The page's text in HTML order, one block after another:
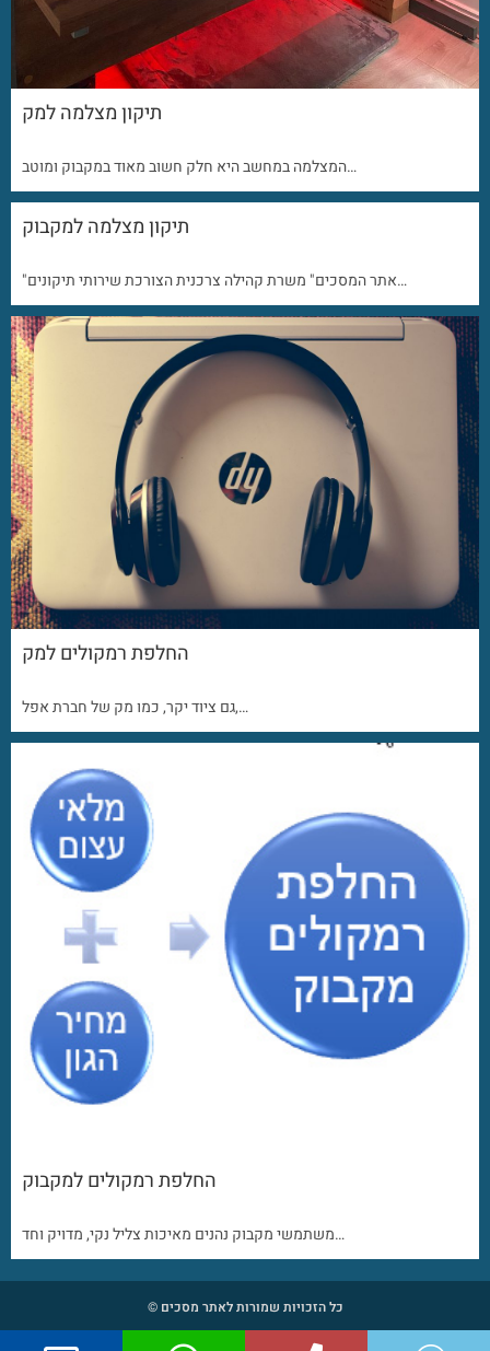
תיקון מצלמה למק
המצלמה במחשב היא חלק חשוב מאוד במקבוק ומוטב…
תיקון מצלמה למקבוק
"אתר המסכים" משרת קהילה צרכנית הצורכת שירותי תיקונים…
החלפת רמקולים למק
גם ציוד יקר, כמו מק של חברת אפל,…
החלפת רמקולים למקבוק
משתמשי מקבוק נהנים מאיכות צליל נקי, מדויק וחד…
כל הזכויות שמורות לאתר מסכים ©